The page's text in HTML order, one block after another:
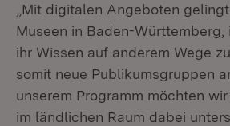
„Mit digitalen Angeboten
Museen in Baden-Württemberg,
ihr Wissen auf anderem Wege
somit neue Publikumsgruppen
unserem Programm möchten
im ländlichen Raum dabei